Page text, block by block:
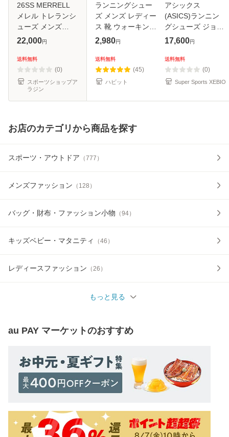
26SS MERRELL
メレル トレランシ
ューズ メンズ
AGILITY PEAK 6
ク 6 カラー ダー
クブルー
j00005008 トレイ
ルラン
22,000円
送料無料
(0)
スポーツショップア
ラジン
ランニングシュー
ズ メンズ レディー
ス 靴 ウォーキング
バトミントン バレ
ニング おしゃれ
2,980円
送料無料
(45)
ハビット
アシックス
(ASICS)ランニン
グシューズ ジョギ
ングシューズ ノヴ
ド ベージュ
1011C242.700…
17,600円
送料無料
(0)
Super Sports XEBIO
お店のカテゴリから商品を探す
スポーツ・アウトドア （777 ）
メンズファッション （ 128 ）
バッグ・財布・ファッション小物 （94）
キッズベビー・マタニティ （46 ）
レディースファッション （26 ）
もっと見る
au PAY マーケットのおすすめ